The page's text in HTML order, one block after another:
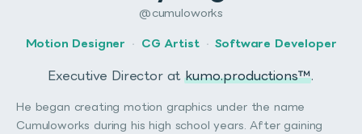
@cumuloworks
Motion Designer · CG Artist · Software Developer
Executive Director atkumo.productions™.
He began creating motion graphics under the name
Cumuloworks during his high school years. After gaining